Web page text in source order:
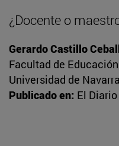
¿Docente o
Gerardo Castillo
Facultad de
Universidad de Navarra
Publicado en: El